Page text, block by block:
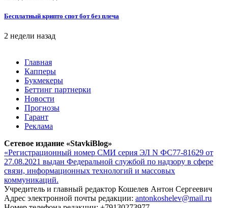
Бесплатный крипто спот бот без плеча
2 недели назад
Главная
Капперы
Букмекеры
Беттинг партнерки
Новости
Прогнозы
Гарант
Реклама
Сетевое издание «StavkiBlog»
«Регистрационный номер СМИ серия ЭЛ N ФС77-81629 от
27.08.2021 выдан Федеральной службой по надзору в сфере
связи, информационных технологий и массовых
коммуникаций.
Учредитель и главный редактор Кошелев Антон Сергеевич
Адрес электронной почты редакции: antonkoshelev@mail.ru